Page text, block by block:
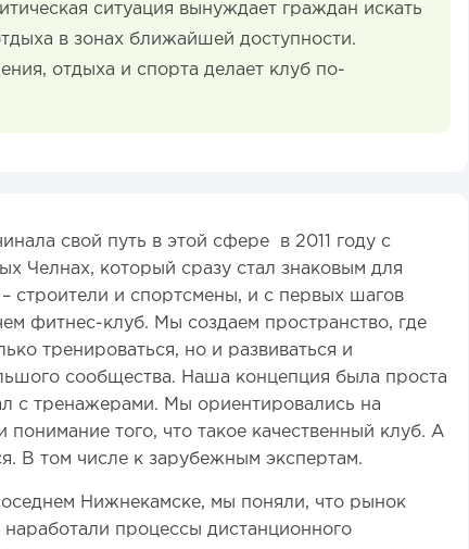
ситуация вынуждает граждан искать
в зонах ближайшей доступности.
отдыха и спорта делает клуб по-
свой путь в этой сфере в 2011 году с
Челнах, который сразу стал знаковым для
строители и спортсмены, и с первых шагов
фитнес-клуб. Мы создаем пространство, где
тренироваться, но и развиваться и
сообщества. Наша концепция была проста
с тренажерами. Мы ориентировались на
понимание того, что такое качественный клуб. А
В том числе к зарубежным экспертам.
Нижнекамске, мы поняли, что рынок
процессы дистанционного